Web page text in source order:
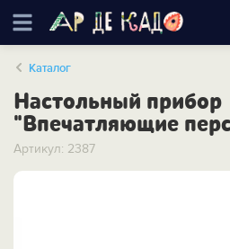
Каталог
Настольный прибор
"Впечатляющие
Артикул: 2387